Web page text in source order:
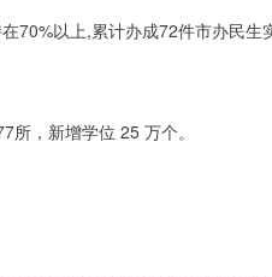
以上,累计办成72件市办民生
，新增学位 25 万个。